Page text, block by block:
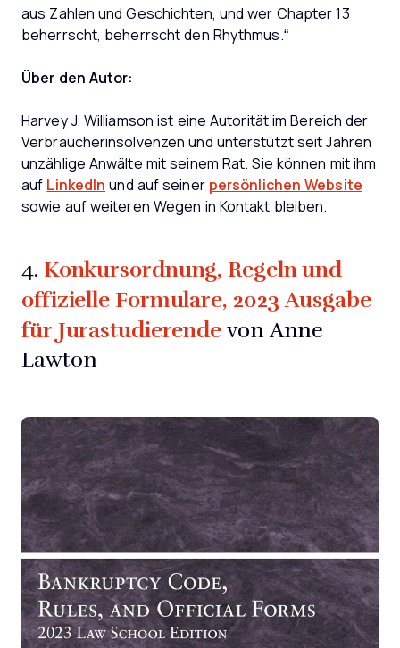
aus Zahlen und Geschichten, und wer Chapter 13
beherrscht, beherrscht den Rhythmus.“
Über den Autor:
Harvey J. Williamson ist eine Autorität im Bereich der
Verbraucherinsolvenzen und unterstützt seit Jahren
unzählige Anwälte mit seinem Rat. Sie können mit ihm
auf LinkedIn und auf seiner persönlichen Website
sowie auf weiteren Wegen in Kontakt bleiben.
4. Konkursordnung, Regeln und
offizielle Formulare, 2023 Ausgabe
für Jurastudierendevon Anne
Lawton